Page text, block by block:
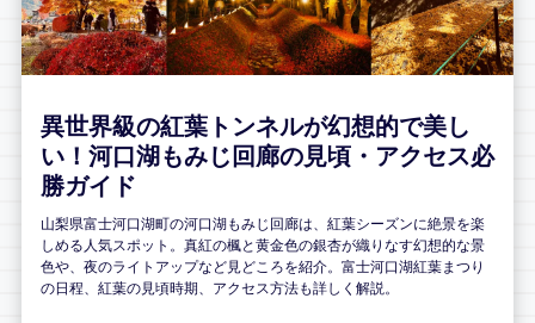
異世界級の紅葉トンネルが幻想的で美し
い！河口湖もみじ回廊の見頃・アクセス必
勝ガイド
山梨県富士河口湖町の河口湖もみじ回廊は、紅葉シーズンに絶景を楽
しめる人気スポット。真紅の楓と黄金色の銀杏が織りなす幻想的な景
色や、夜のライトアップなど見どころを紹介。富士河口湖紅葉まつり
の日程、紅葉の見頃時期、アクセス方法も詳しく解説。